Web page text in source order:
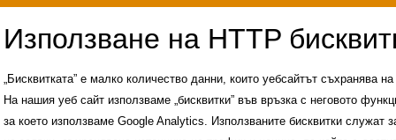
„Бисквитката” е малко количество данни, които уебсайтът съхранява
На нашия уеб сайт използваме „бисквитки” във връзка с неговото
за което използваме Google Analytics. Използваните бисквитки служат